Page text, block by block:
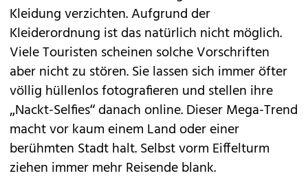
Kleidung verzichten. Aufgrund der
Kleiderordnung ist das natürlich nicht möglich.
Viele Touristen scheinen solche Vorschriften
aber nicht zu stören. Sie lassen sich immer öfter
völlig hüllenlos fotografieren und stellen ihre
„Nackt-Selfies“ danach online. Dieser Mega-Trend
macht vor kaum einem Land oder einer
berühmten Stadt halt. Selbst vorm Eiffelturm
ziehen immer mehr Reisende blank.